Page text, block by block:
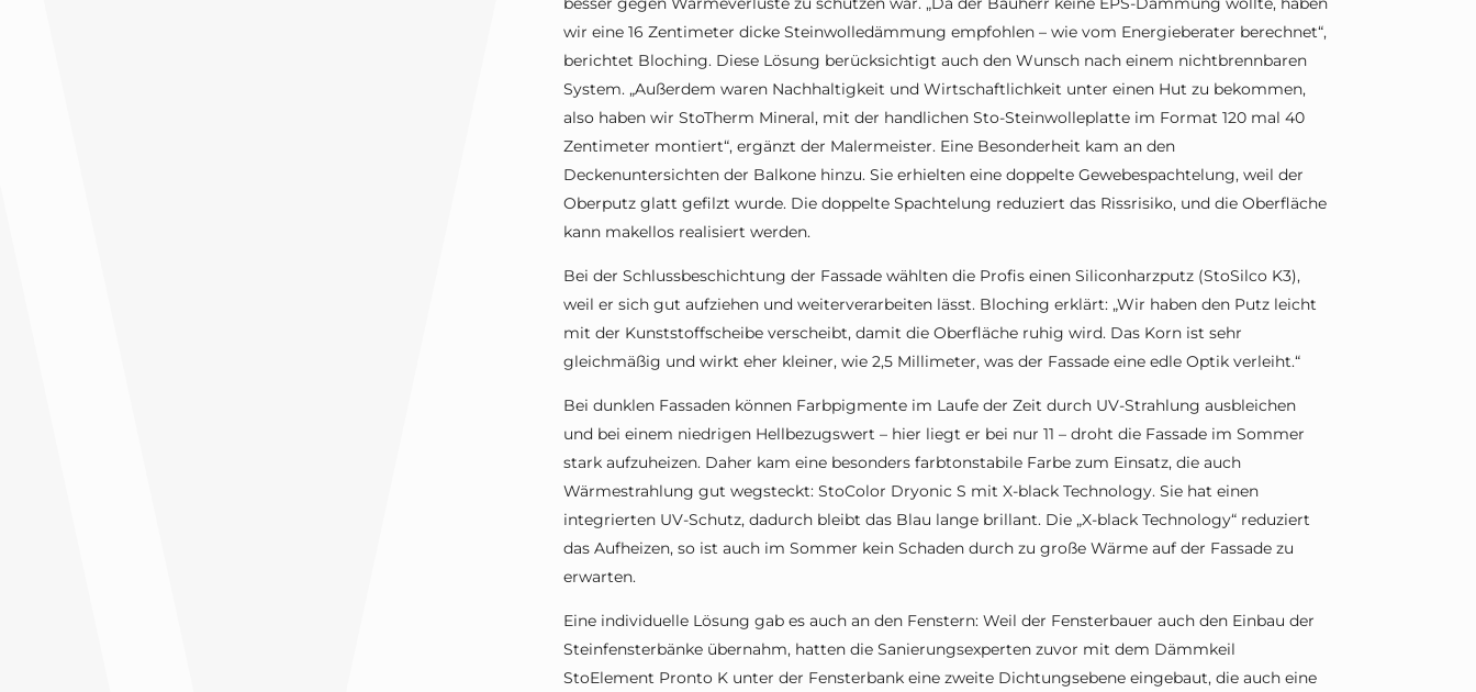
wir eine 16 Zentimeter dicke Steinwolledämmung empfohlen – wie vom Energieberater berechnet“,
berichtet Bloching. Diese Lösung berücksichtigt auch den Wunsch nach einem nichtbrennbaren
System. „Außerdem waren Nachhaltigkeit und Wirtschaftlichkeit unter einen Hut zu bekommen,
also haben wir StoTherm Mineral, mit der handlichen Sto-Steinwolleplatte im Format 120 mal 40
Zentimeter montiert“, ergänzt der Malermeister. Eine Besonderheit kam an den
Deckenuntersichten der Balkone hinzu. Sie erhielten eine doppelte Gewebespachtelung, weil der
Oberputz glatt gefilzt wurde. Die doppelte Spachtelung reduziert das Rissrisiko, und die Oberfläche
kann makellos realisiert werden.
Bei der Schlussbeschichtung der Fassade wählten die Profis einen Siliconharzputz (StoSilco K3),
weil er sich gut aufziehen und weiterverarbeiten lässt. Bloching erklärt: „Wir haben den Putz leicht
mit der Kunststoffscheibe verscheibt, damit die Oberfläche ruhig wird. Das Korn ist sehr
gleichmäßig und wirkt eher kleiner, wie 2,5 Millimeter, was der Fassade eine edle Optik verleiht.“
Bei dunklen Fassaden können Farbpigmente im Laufe der Zeit durch UV-Strahlung ausbleichen
und bei einem niedrigen Hellbezugswert – hier liegt er bei nur 11 – droht die Fassade im Sommer
stark aufzuheizen. Daher kam eine besonders farbtonstabile Farbe zum Einsatz, die auch
Wärmestrahlung gut wegsteckt: StoColor Dryonic S mit X-black Technology. Sie hat einen
integrierten UV-Schutz, dadurch bleibt das Blau lange brillant. Die „X-black Technology“ reduziert
das Aufheizen, so ist auch im Sommer kein Schaden durch zu große Wärme auf der Fassade zu
erwarten.
Eine individuelle Lösung gab es auch an den Fenstern: Weil der Fensterbauer auch den Einbau der
Steinfensterbänke übernahm, hatten die Sanierungsexperten zuvor mit dem Dämmkeil
StoElement Pronto K unter der Fensterbank eine zweite Dichtungsebene eingebaut, die auch eine